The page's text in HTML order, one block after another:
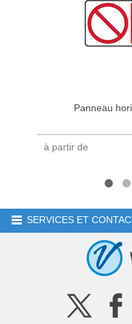
Panneau
à partir de
SERVICES ET